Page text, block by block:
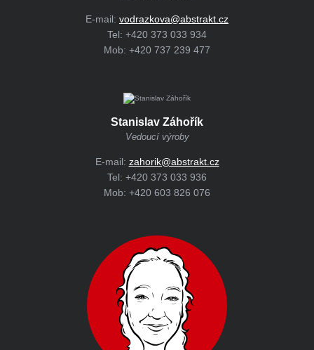
E-mail: vodrazkova@abstrakt.cz
Tel: +420 373 033 934
Mob: +420 737 239 477
Stanislav Záhořík
Vedoucí výroby
E-mail: zahorik@abstrakt.cz
Tel: +420 373 033 936
Mob: +420 603 826 076